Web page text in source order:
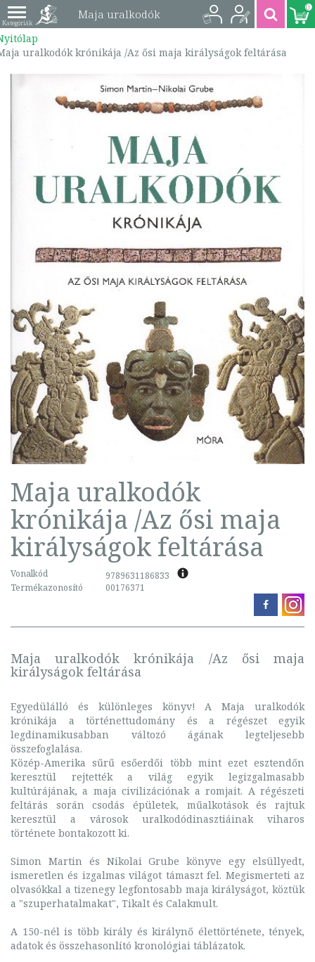
Maja uralkodók
feltárása |
0
uralkodók krónikája /Az ősi maja királyságok feltárása
Maja uralkodók
krónikája /Az ősi maja
királyságok feltárása
Vonalkód
9789631186833
Termékazonosító
00176371
Maja uralkodók krónikája /Az ősi maja
királyságok feltárása
Egyedülálló és különleges könyv! A Maja uralkodók
krónikája a történettudomány és a régészet egyik
legdinamikusabban változó ágának legteljesebb
összefoglalása.
Közép-Amerika sűrű esőerdői több mint ezet esztendőn
keresztül rejtették a világ egyik legizgalmasabb
kultúrájának, a maja civilizációnak a romjait. A régészeti
feltárás során csodás épületek, műalkotások és rajtuk
keresztül a városok uralkodódinasztiáinak viharos
története bontakozott ki.
Simon Martin és Nikolai Grube könyve egy elsüllyedt,
ismeretlen és izgalmas világot támaszt fel. Megismerteti az
olvasókkal a tizenegy legfontosabb maja királyságot, köztük
a "szuperhatalmakat", Tikalt és Calakmult.
A 150-nél is több király és királynő élettörténete, tények,
adatok és összehasonlító kronológiai táblázatok.